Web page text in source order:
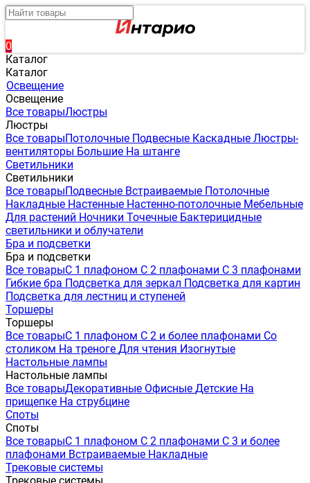
0
Каталог
Каталог
Освещение
Освещение
Все товарыЛюстры
Люстры
Все товарыПотолочные Подвесные Каскадные Люстры-
вентиляторы Большие На штанге
Светильники
Светильники
Все товарыПодвесные Встраиваемые Потолочные
Накладные Настенные Настенно-потолочные Мебельные
Для растений Ночники Точечные Бактерицидные
светильники и облучатели
Бра и подсветки
Бра и подсветки
Все товарыС 1 плафоном С 2 плафонами С 3 плафонами
Гибкие бра Подсветка для зеркал Подсветка для картин
Подсветка для лестниц и ступеней
Торшеры
Торшеры
Все товарыС 1 плафоном С 2 и более плафонами Со
столиком На треноге Для чтения Изогнутые
Настольные лампы
Настольные лампы
Все товарыДекоративные Офисные Детские На
прищепке На струбцине
Споты
Споты
Все товарыС 1 плафоном С 2 плафонами С 3 и более
плафонами Встраиваемые Накладные
Трековые системы